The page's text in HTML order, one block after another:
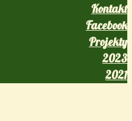
Kontakt
Facebook
Projekty
2023
2021